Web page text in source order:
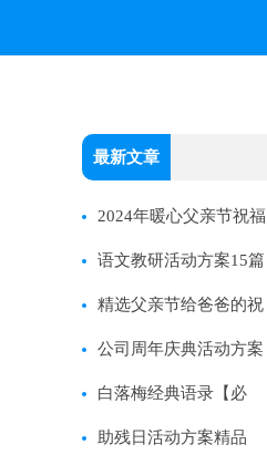
最新文章
2024年暖心父亲节祝福
语大汇总50条
语文教研活动方案15篇
【经典】
精选父亲节给爸爸的祝
福语集合33句
公司周年庆典活动方案
【精】
白落梅经典语录【必
备】助残日活动方案精品